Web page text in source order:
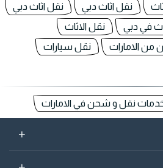
نقل اثاث دبي
نقل اثاث دبي
في دبي
نقل الاثاث
الامارات
نقل سيارات
نقل و شحن في الامارات
+